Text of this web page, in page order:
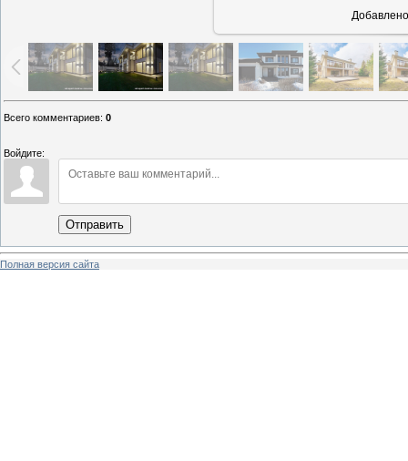
Добавлено
Всего комментариев: 0
Войдите:
Отправить
Полная версия сайта